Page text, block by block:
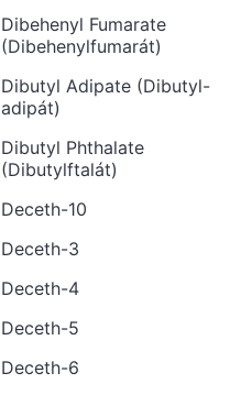
Dibehenyl Fumarate
(Dibehenylfumarát)
Dibutyl Adipate (Dibutyl-
adipát)
Dibutyl Phthalate
(Dibutylftalát)
Deceth-10
Deceth-3
Deceth-4
Deceth-5
Deceth-6